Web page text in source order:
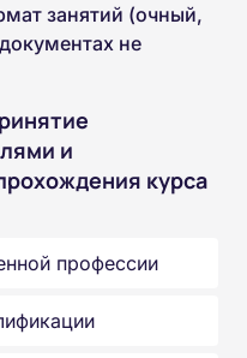
занятий (очный,
не
и
курса
профессии